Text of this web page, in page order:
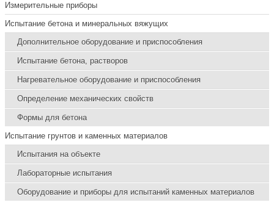
Измерительные приборы
Испытание бетона и минеральных вяжущих
Дополнительное оборудование и приспособления
Испытание бетона, растворов
Нагревательное оборудование и приспособления
Определение механических свойств
Формы для бетона
Испытание грунтов и каменных материалов
Испытания на объекте
Лабораторные испытания
Оборудование и приборы для испытаний каменных материалов